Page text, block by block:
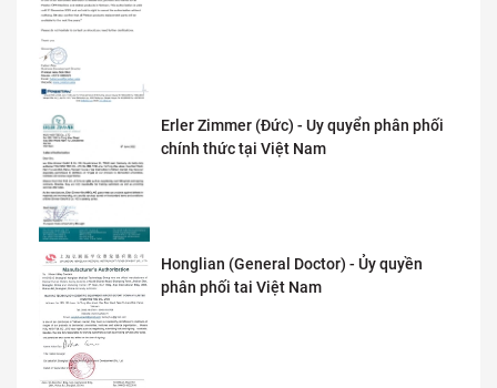
Erler Zimmer (Đức) - Uy quyển phân phối
chính thức tại Việt Nam
Honglian (General Doctor) - Ủy quyền
phân phối tai Việt Nam